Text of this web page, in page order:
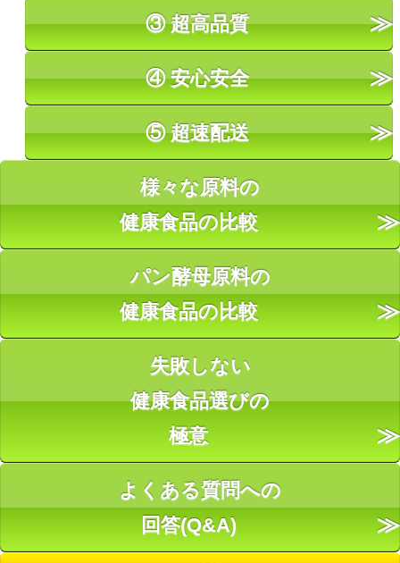
③ 超高品質
④ 安心安全
⑤ 超速配送
様々な原料の
健康食品の比較
パン酵母原料の
健康食品の比較
失敗しない
健康食品選びの
極意
よくある質問への
回答(Q&A)